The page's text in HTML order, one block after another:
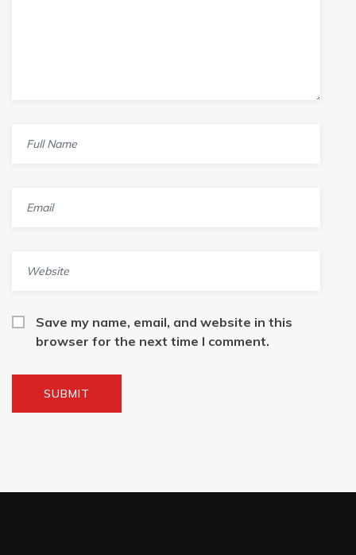
Save my name, email, and website in this
browser for the next time I comment.